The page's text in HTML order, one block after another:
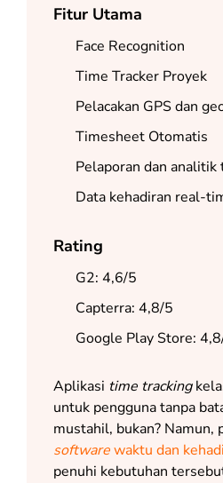
Fitur Utama
Face Recognition
Time Tracker Proyek
Pelacakan GPS dan
Timesheet Otomatis
Pelaporan dan analitik
Data kehadiran real-
Rating
G2: 4,6/5
Capterra: 4,8/5
Google Play Store:
Aplikasi time tracking
untuk pengguna tanpa
mustahil, bukan? Namun,
softwarewaktu dan
penuhi kebutuhan